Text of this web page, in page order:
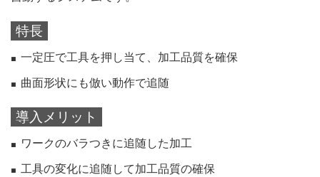
特長
一定圧で工具を押し当て、加工品質を確保
曲面形状にも倣い動作で追随
導入メリット
ワークのバラつきに追随した加工
工具の変化に追随して加工品質の確保